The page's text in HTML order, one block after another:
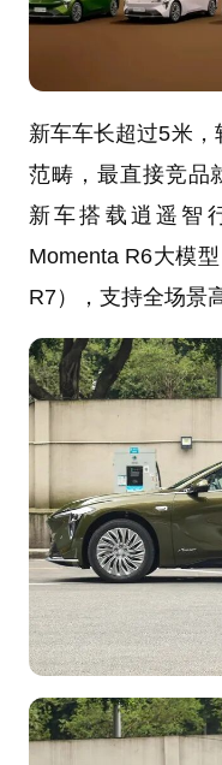
新车车长超过5米
范畴，最直接竞品
新车搭载逍遥智
Momenta R6大模
R7），支持全场景